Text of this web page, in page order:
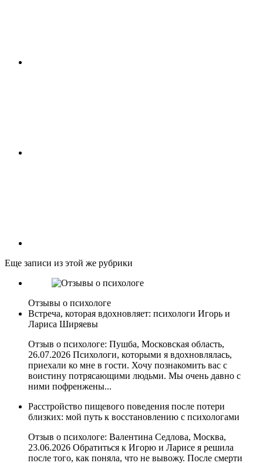
Еще записи из этой же рубрики
Отзывы о психологе
Встреча, которая вдохновляет: психологи Игорь и
Лариса Ширяевы
Отзыв о психологе: Пушба, Московская область,
26.07.2026 Психологи, которыми я вдохновлялась,
приехали ко мне в гости. Хочу познакомить вас с
воистину потрясающими людьми. Мы очень давно с
ними пофренжены...
Расстройство пищевого поведения после потери
близких: мой путь к восстановлению с психологами
Отзыв о психологе: Валентина Седлова, Москва,
23.06.2026 Обратиться к Игорю и Ларисе я решила
после того, как поняла, что не вывожу. После смерти